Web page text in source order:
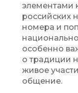
элементами
российских
номера и
особенно
о традиции
живое
общение.